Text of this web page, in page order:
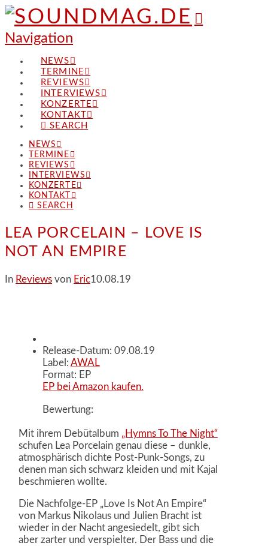
Navigation
NEWS
TERMINE
REVIEWS
INTERVIEWS
KONZERTE
KONTAKT
SEARCH
NEWS
TERMINE
REVIEWS
INTERVIEWS
KONZERTE
KONTAKT
SEARCH
LEA PORCELAIN – LOVE IS
NOT AN EMPIRE
In Reviews von Eric10.08.19
Release-Datum: 09.08.19
Label: AWAL
Format: EP
EP bei Amazon kaufen.
Bewertung:
Mit ihrem Debütalbum „Hymns To The Night“
schufen Lea Porcelain genau diese – dunkle,
atmosphärisch dichte Post-Punk-Songs, zu
denen man sich schwarz kleiden und mit Kajal
beschmieren wollte.
Die Nachfolge-EP „Love Is Not An Empire“
von Markus Nikolaus und Julien Bracht ist
wieder in der Nacht angesiedelt, gibt sich
aber zarter und verspielter. Der Bass und die